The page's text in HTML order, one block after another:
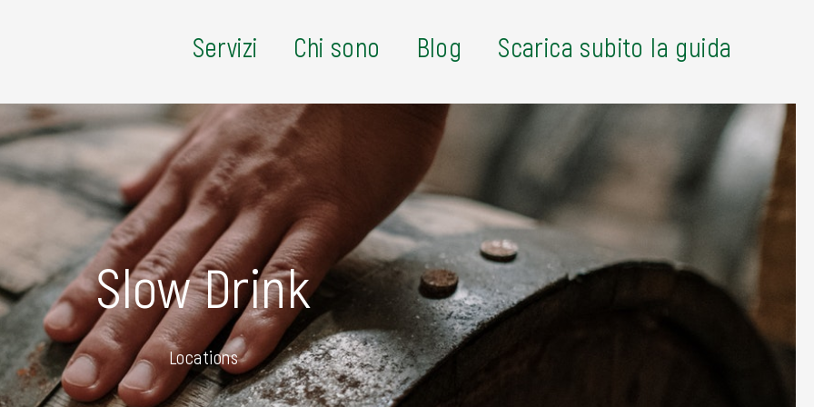
Servizi Chi sono Blog Scarica subito la guida
Slow Drink
Locations